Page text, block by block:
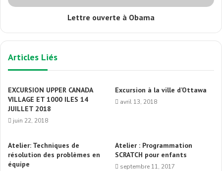
Lettre ouverte à Obama
Articles Liés
EXCURSION UPPER CANADA
VILLAGE ET 1000 ILES 14
JUILLET 2018
juin 22, 2018
Excursion à la ville d’Ottawa
avril 13, 2018
Atelier: Techniques de
résolution des problèmes en
équipe
Atelier : Programmation
SCRATCH pour enfants
septembre 11, 2017